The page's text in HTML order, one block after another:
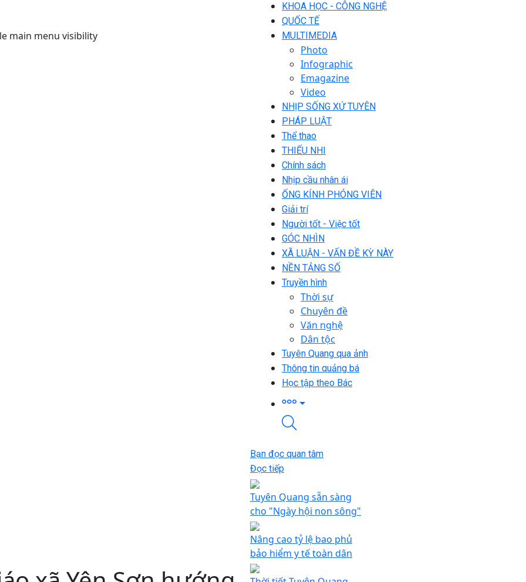
main menu visibility
KHOA HỌC - CÔNG NGHỆ
QUỐC TẾ
MULTIMEDIA
Photo
Infographic
Emagazine
Video
NHỊP SỐNG XỨ TUYÊN
PHÁP LUẬT
Thể thao
THIẾU NHI
Chính sách
Nhịp cầu nhân ái
ỐNG KÍNH PHÓNG VIÊN
Giải trí
Người tốt - Việc tốt
GÓC NHÌN
XÃ LUẬN - VẤN ĐỀ KỲ NÀY
NỀN TẢNG SỐ
Truyền hình
Thời sự
Chuyên đề
Văn nghệ
Dân tộc
Tuyên Quang qua ảnh
Thông tin quảng bá
Học tập theo Bác
Bạn đọc quan tâm
Đọc tiếp
Tuyên Quang sẵn sàng
cho "Ngày hội non sông"
Nâng cao tỷ lệ bao phủ
bảo hiểm y tế toàn dân